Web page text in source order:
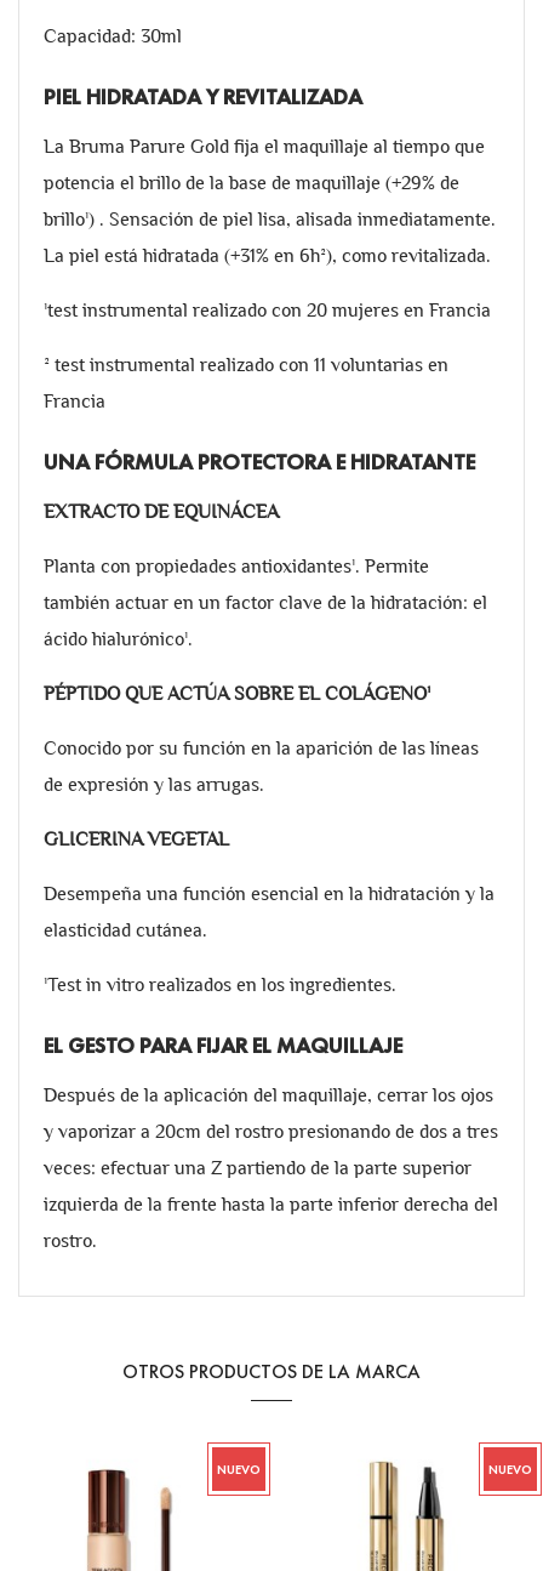
Capacidad: 30ml
PIEL HIDRATADA Y REVITALIZADA
La Bruma Parure Gold fija el maquillaje al tiempo que
potencia el brillo de la base de maquillaje (+29% de
brillo¹) . Sensación de piel lisa, alisada inmediatamente.
La piel está hidratada (+31% en 6h²), como revitalizada.
¹test instrumental realizado con 20 mujeres en Francia
² test instrumental realizado con 11 voluntarias en
Francia
UNA FÓRMULA PROTECTORA E HIDRATANTE
EXTRACTO DE EQUINÁCEA
Planta con propiedades antioxidantes¹. Permite
también actuar en un factor clave de la hidratación: el
ácido hialurónico¹.
PÉPTIDO QUE ACTÚA SOBRE EL COLÁGENO¹
Conocido por su función en la aparición de las líneas
de expresión y las arrugas.
GLICERINA VEGETAL
Desempeña una función esencial en la hidratación y la
elasticidad cutánea.
¹Test in vitro realizados en los ingredientes.
EL GESTO PARA FIJAR EL MAQUILLAJE
Después de la aplicación del maquillaje, cerrar los ojos
y vaporizar a 20cm del rostro presionando de dos a tres
veces: efectuar una Z partiendo de la parte superior
izquierda de la frente hasta la parte inferior derecha del
rostro.
OTROS PRODUCTOS DE LA MARCA
NUEVO NUEVO